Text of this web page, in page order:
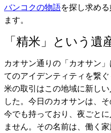
バンコクの物語を探し求め
ます。
「精米」という遺
カオサン通りの「カオサン
てのアイデンティティを繋
米の取引はこの地域に新し
した。今日のカオサンは、
今でも持っており、夜ごと
ません。その名前は、働く